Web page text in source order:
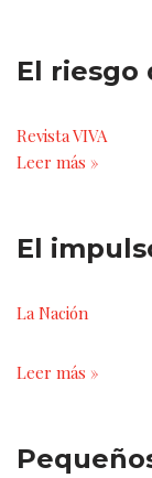
El riesgo
Revista VIVA
Leer más »
El
La Nación
Leer más »